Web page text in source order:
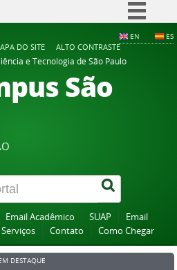
Comunica BR
Participe
Acesso à informação
EN ES
DO SITE
ALTO CONTRASTE
e Tecnologia de São Paulo
São
Email Acadêmico SUAP
Email
Contato Como Chegar
DESTAQUE